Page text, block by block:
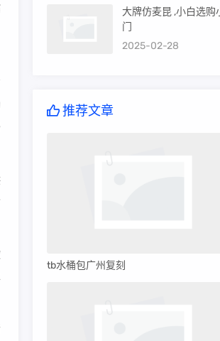
大牌仿麦昆 ,小白选购
门
2025-02-28
推荐文章
tb水桶包广州复刻